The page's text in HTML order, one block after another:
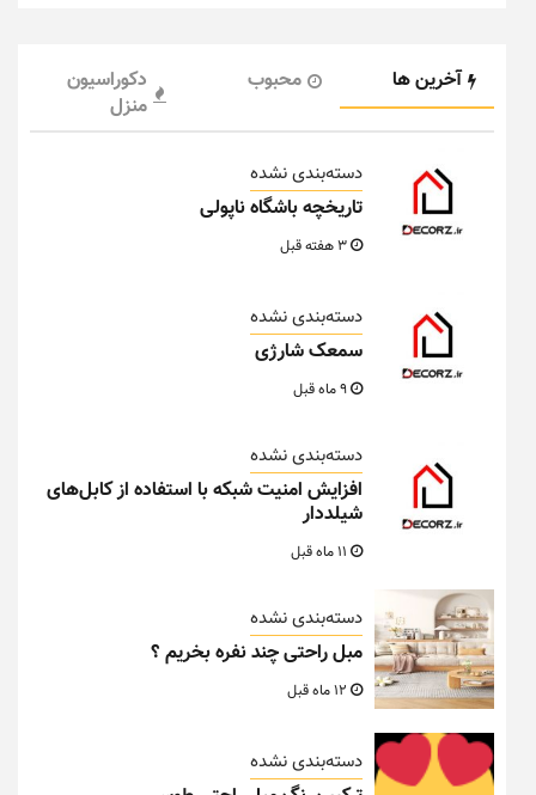
آخرین ها محبوب
دکوراسیون
منزل
دسته‌بندی نشده
تاریخچه باشگاه ناپولی
دسته‌بندی نشده
سمعک شارژی
دسته‌بندی نشده
افزایش امنیت شبکه با استفاده از کابل‌های
شیلددار
دسته‌بندی نشده
مبل راحتی چند نفره بخریم ؟
دسته‌بندی نشده